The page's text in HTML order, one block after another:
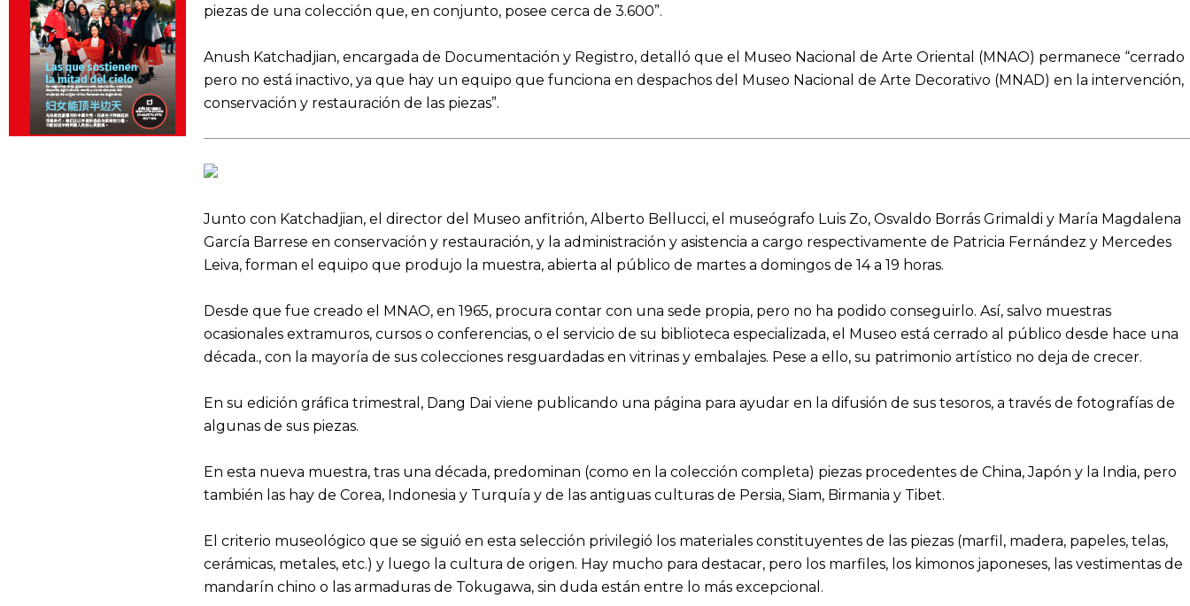
piezas de una colección que, en conjunto, posee cerca de 3.600”.
Anush Katchadjian, encargada de Documentación y Registro, detalló que el Museo Nacional de Arte Oriental (MNAO) permanece “cerrado
pero no está inactivo, ya que hay un equipo que funciona en despachos del Museo Nacional de Arte Decorativo (MNAD) en la intervención,
conservación y restauración de las piezas”.
Junto con Katchadjian, el director del Museo anfitrión, Alberto Bellucci, el museógrafo Luis Zo, Osvaldo Borrás Grimaldi y María Magdalena
García Barrese en conservación y restauración, y la administración y asistencia a cargo respectivamente de Patricia Fernández y Mercedes
Leiva, forman el equipo que produjo la muestra, abierta al público de martes a domingos de 14 a 19 horas.
Desde que fue creado el MNAO, en 1965, procura contar con una sede propia, pero no ha podido conseguirlo. Así, salvo muestras
ocasionales extramuros, cursos o conferencias, o el servicio de su biblioteca especializada, el Museo está cerrado al público desde hace una
década., con la mayoría de sus colecciones resguardadas en vitrinas y embalajes. Pese a ello, su patrimonio artístico no deja de crecer.
En su edición gráfica trimestral, Dang Dai viene publicando una página para ayudar en la difusión de sus tesoros, a través de fotografías de
algunas de sus piezas.
En esta nueva muestra, tras una década, predominan (como en la colección completa) piezas procedentes de China, Japón y la India, pero
también las hay de Corea, Indonesia y Turquía y de las antiguas culturas de Persia, Siam, Birmania y Tibet.
El criterio museológico que se siguió en esta selección privilegió los materiales constituyentes de las piezas (marfil, madera, papeles, telas,
cerámicas, metales, etc.) y luego la cultura de origen. Hay mucho para destacar, pero los marfiles, los kimonos japoneses, las vestimentas de
mandarín chino o las armaduras de Tokugawa, sin duda están entre lo más excepcional.